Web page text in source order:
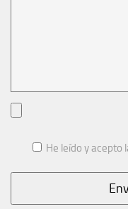
He leído y acepto